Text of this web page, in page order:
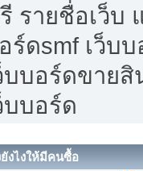
รายชื่อเว็บ
ร์ดsmf เว็บ
บบอร์ดขาย
บบอร์ด
งไงให้มีคนซื้อ